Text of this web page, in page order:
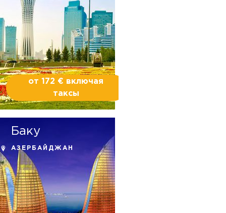
от 172 € включая
таксы
Баку
АЗЕРБАЙДЖАН